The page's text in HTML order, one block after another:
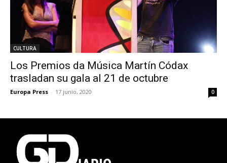
CULTURA
Los Premios da Música Martín Códax
trasladan su gala al 21 de octubre
Europa Press - 17 junio, 2020 0